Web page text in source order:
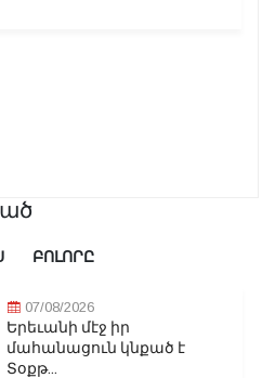
ԲՈԼՈՐԸ
07/08/2026
Երեւանի մէջ իր
մահանացուն կնքած է
Տօքթ...